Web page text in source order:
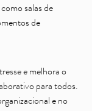
salas de
de
e melhora o
para todos.
e no